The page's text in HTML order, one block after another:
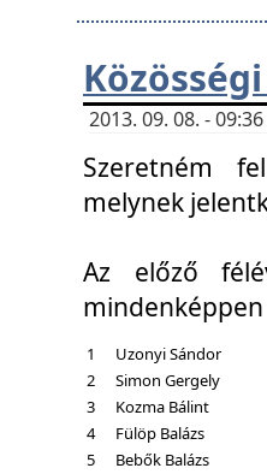
2013. 09. 08. -
Szeretném
melynek
Az előző
1
Uzonyi Sándor
2
Simon Gergely
3
Kozma Bálint
4
Fülöp Balázs
5
Bebők Balázs